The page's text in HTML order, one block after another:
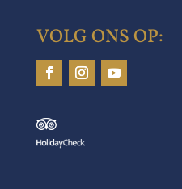
VOLG ONS OP: